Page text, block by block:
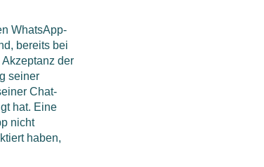
WhatsApp-
bereits bei
der
seiner
Chat-
hat. Eine
nicht
haben,